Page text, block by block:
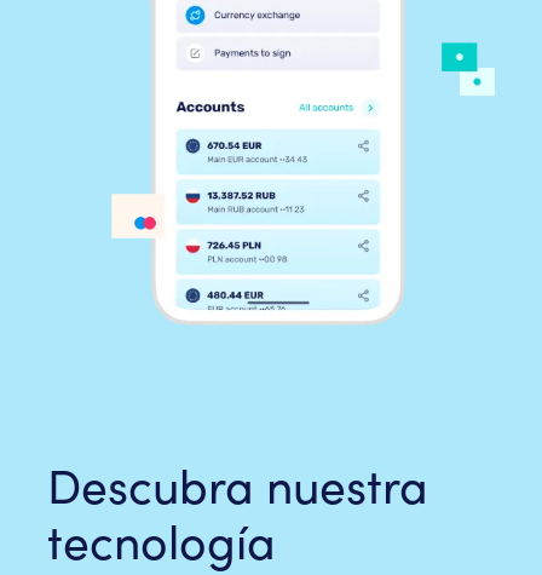
Descubra nuestra
tecnología